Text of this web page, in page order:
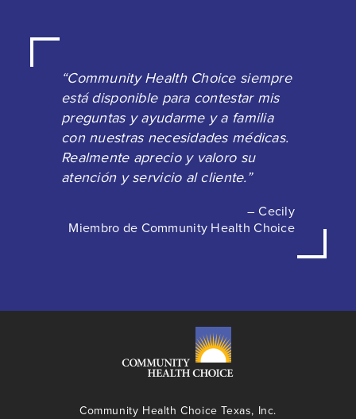
“Community Health Choice siempre
está disponible para contestar mis
preguntas y ayudarme y a familia
con nuestras necesidades médicas.
Realmente aprecio y valoro su
atención y servicio al cliente.”
– Cecily
Miembro de Community Health Choice
Community Health Choice Texas, Inc.